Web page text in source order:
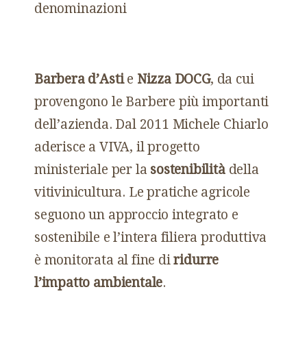
denominazioni
Barbera d’Astie Nizza DOCG, da cui
provengono le Barbere più importanti
dell’azienda. Dal 2011 Michele Chiarlo
aderisce a VIVA, il progetto
ministeriale per la sostenibilitàdella
vitivinicultura. Le pratiche agricole
seguono un approccio integrato e
sostenibile e l’intera filiera produttiva
è monitorata al fine diridurre
l’impatto ambientale.